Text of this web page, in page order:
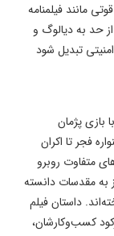
مانند فیلمنامه
حد به دیالوگ و
تبدیل شود
بازی پژمان
فجر تا اکران
متفاوت روبرو
به مقدسات دانسته
داستان فیلم
کسب‌وکارشان،